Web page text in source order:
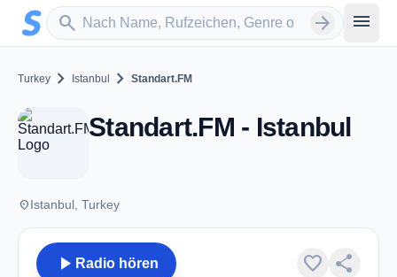
Zum Hauptinhalt springen
search
Sender suchen arrow_forward menu
Turkey chevron_right Istanbul chevron_right Standart.FM
Standart.FM - Istanbul
placeIstanbul, Turkey
play_arrow Radio hören favorite share